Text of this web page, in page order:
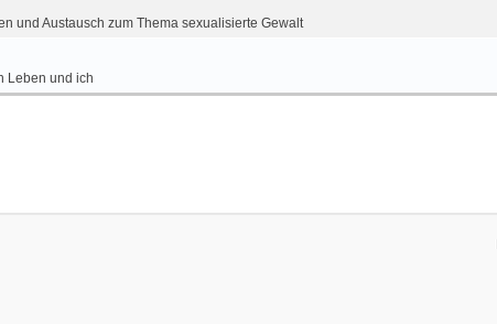
und Austausch zum Thema sexualisierte Gewalt
Leben und ich